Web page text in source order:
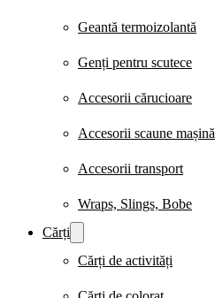
Geantă termoizolantă
Genți pentru scutece
Accesorii cărucioare
Accesorii scaune mașină
Accesorii transport
Wraps, Slings, Bobe
Cărți
Cărți de activități